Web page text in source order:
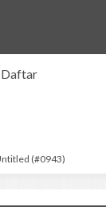
Daftar
(#0943)